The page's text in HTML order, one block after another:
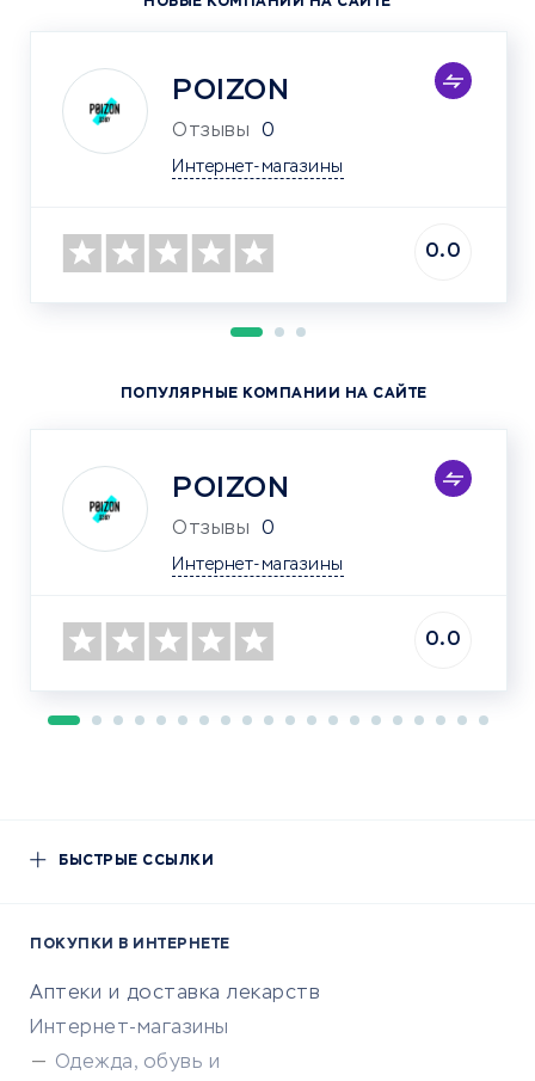
POIZON
Отзывы 0
Интернет-магазины
0.0
ПОПУЛЯРНЫЕ КОМПАНИИ НА САЙТЕ
POIZON
Отзывы 0
Интернет-магазины
0.0
БЫСТРЫЕ ССЫЛКИ
ПОКУПКИ В ИНТЕРНЕТЕ
Аптеки и доставка лекарств
Интернет-магазины
Одежда, обувь и